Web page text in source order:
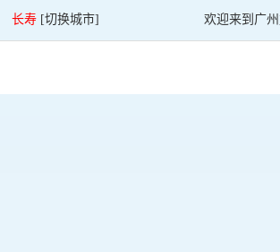
长寿 [切换城市] 欢迎来到 广